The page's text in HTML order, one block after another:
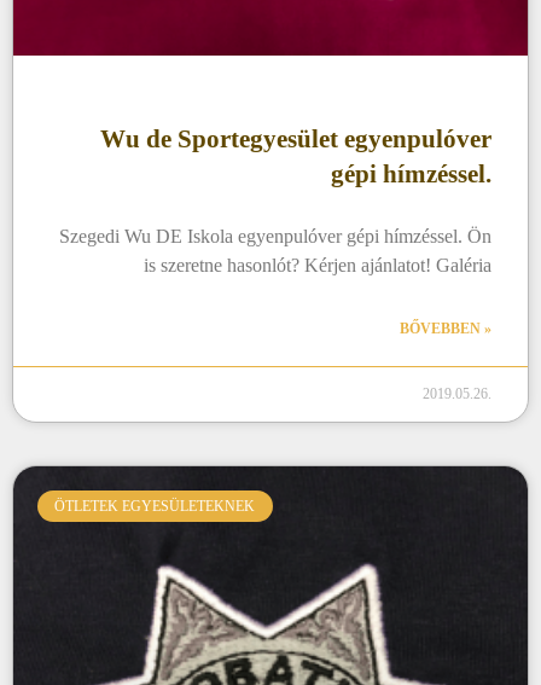
Wu de Sportegyesület egyenpulóver
gépi hímzéssel.
Szegedi Wu DE Iskola egyenpulóver gépi hímzéssel. Ön
is szeretne hasonlót? Kérjen ajánlatot! Galéria
BŐVEBBEN »
2019.05.26.
ÖTLETEK EGYESÜLETEKNEK